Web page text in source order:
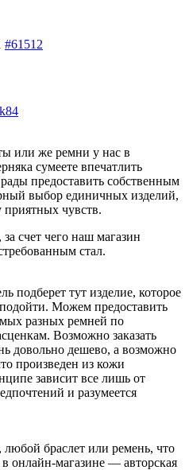
#61512
или же ремни у нас в
сумеете впечатлить
предоставить собственным
выбор единичных изделий,
приятных чувств.
счет чего наш магазин
стал.
подберет тут изделие, которое
Можем предоставить
разных ремней по
Возможно заказать
довольно дешево, а возможно
произведен из кожи
зависит все лишь от
и разумеется
любой браслет или ремень, что
онлайн-магазине — авторская